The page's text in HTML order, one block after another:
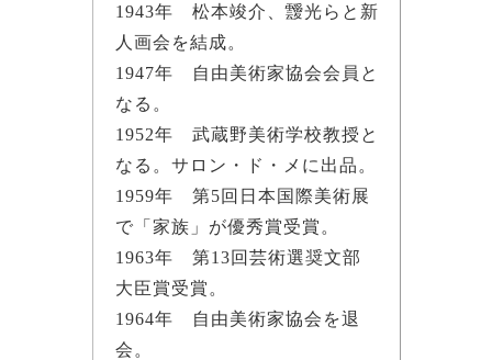
1943年 松本竣介、靉光らと新
人画会を結成。
1947年 自由美術家協会会員と
なる。
1952年 武蔵野美術学校教授と
なる。サロン・ド・メに出品。
1959年 第5回日本国際美術展
で「家族」が優秀賞受賞。
1963年 第13回芸術選奨文部
大臣賞受賞。
1964年 自由美術家協会を退
会。